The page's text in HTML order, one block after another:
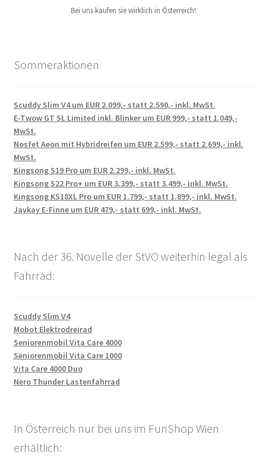
Bei uns kaufen sie wirklich in Österreich!
Sommeraktionen
Scuddy Slim V4 um EUR 2.099,- statt 2.590,- inkl. MwSt.
E-Twow GT SL Limited inkl. Blinker um EUR 999,- statt 1.049,-
MwSt.
Nosfet Aeon mit Hybridreifen um EUR 2.599,- statt 2.699,- inkl.
MwSt.
Kingsong S19 Pro um EUR 2.299,- inkl. MwSt.
Kingsong S22 Pro+ um EUR 3.399,- statt 3.499,- inkl. MwSt.
Kingsong KS18XL Pro um EUR 1.799,- statt 1.899,- inkl. MwSt.
Jaykay E-Finne um EUR 479,- statt 699,- inkl. MwSt.
Nach der 36. Novelle der StVO weiterhin legal als
Fahrrad:
Scuddy Slim V4
Mobot Elektrodreirad
Seniorenmobil Vita Care 4000
Seniorenmobil Vita Care 1000
Vita Care 4000 Duo
Nero Thunder Lastenfahrrad
In Österreich nur bei uns im FunShop Wien
erhältlich: